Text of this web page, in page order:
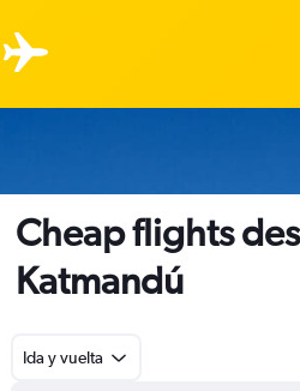
Cheap flights
Katmandú
Ida y vuelta